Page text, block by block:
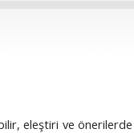
eleştiri ve